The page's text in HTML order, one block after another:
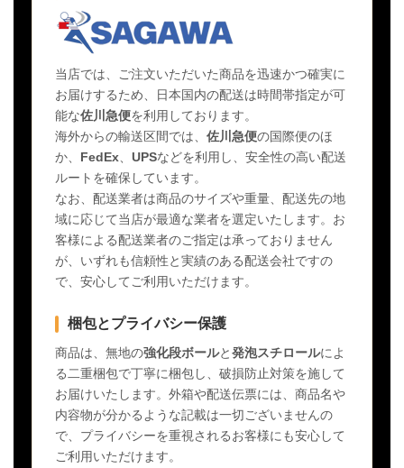
当店では、ご注文いただいた商品を迅速かつ確実に
お届けするため、日本国内の配送は時間帯指定が可
能な佐川急便を利用しております。
海外からの輸送区間では、 佐川急便の国際便のほ
か、 FedEx UPSなどを利用し、安全性の高い配送
ルートを確保しています。
なお、配送業者は商品のサイズや重量、配送先の地
域に応じて当店が最適な業者を選定いたします。お
客様による配送業者のご指定は承っておりません
が、いずれも信頼性と実績のある配送会社ですの
で、安心してご利用いただけます。
梱包とプライバシー保護
商品は、無地の強化段ボールと発泡スチロールによ
る二重梱包で丁寧に梱包し、破損防止対策を施して
お届けいたします。外箱や配送伝票には、商品名や
内容物が分かるような記載は一切ございませんの
で、プライバシーを重視されるお客様にも安心して
ご利用いただけます。